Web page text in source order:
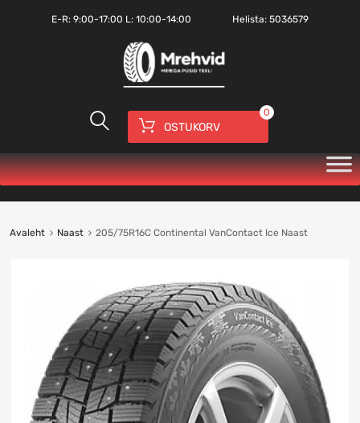
E-R: 9:00-17:00 L: 10:00-14:00 Helista:5036579
OSTUKORV
0
Avaleht Naast 205/75R16C Continental VanContact Ice Naast